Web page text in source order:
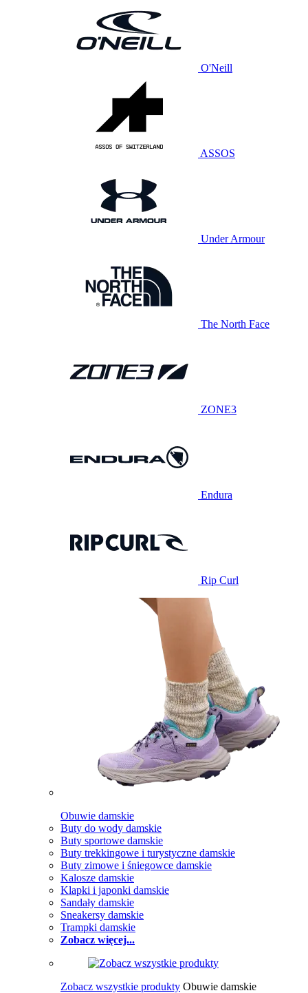
O'Neill
ASSOS
Under Armour
The North Face
ZONE3
Endura
Rip Curl
Obuwie damskie
Buty do wody damskie
Buty sportowe damskie
Buty trekkingowe i turystyczne damskie
Buty zimowe i śniegowce damskie
Kalosze damskie
Klapki i japonki damskie
Sandały damskie
Sneakersy damskie
Trampki damskie
Zobacz więcej...
Zobacz wszystkie produkty Obuwie damskie